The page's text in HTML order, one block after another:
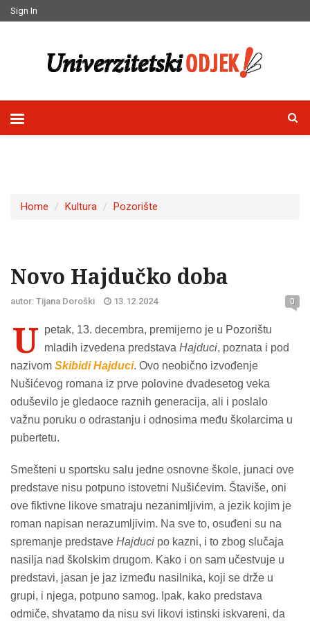
Sign In
Home Kultura Pozorište
Novo Hajdučko doba
autor: Tijana Doroški 13.12.2024 0
U petak, 13. decembra, premijerno je u Pozorištu
mladih izvedena predstava Hajduci, poznata i pod
nazivom Skibidi Hajduci. Ovo neobično izvođenje
Nušićevog romana iz prve polovine dvadesetog veka
oduševilo je gledaoce raznih generacija, ali i poslalo
važnu poruku o odrastanju i odnosima među školarcima u
pubertetu.
Smešteni u sportsku salu jedne osnovne škole, junaci ove
predstave nisu potpuno istovetni Nušićevim. Štaviše, oni
ove fiktivne likove smatraju nezanimljivim, a jezik kojim je
roman napisan nerazumljivim. Na sve to, osuđeni su na
spremanje predstave Hajduci po kazni, i to zbog slučaja
nasilja nad školskim drugom. Kako i on sam učestvuje u
predstavi, jasan je jaz između nasilnika, koji se drže u
grupi, i njega, potpuno samog. Ipak, kako predstava
odmiče, shvatamo da nisu svi likovi istinski iskvareni, da